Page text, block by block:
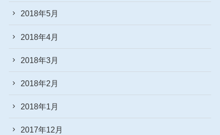
2018年5月
2018年4月
2018年3月
2018年2月
2018年1月
2017年12月